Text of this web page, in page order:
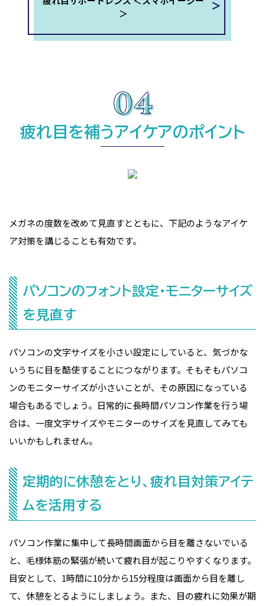
＞
疲れ目を補うアイケアのポイント
メガネの度数を改めて見直すとともに、下記のようなアイケ
ア対策を講じることも有効です。
パソコンのフォント設定・モニターサイズ
を見直す
パソコンの文字サイズを小さい設定にしていると、気づかな
いうちに目を酷使することにつながります。そもそもパソコ
ンのモニターサイズが小さいことが、その原因になっている
場合もあるでしょう。日常的に長時間パソコン作業を行う場
合は、一度文字サイズやモニターのサイズを見直してみても
いいかもしれません。
定期的に休憩をとり、疲れ目対策アイテ
ムを活用する
パソコン作業に集中して長時間画面から目を離さないでいる
と、毛様体筋の緊張が続いて疲れ目が起こりやすくなります。
目安として、1時間に10分から15分程度は画面から目を離し
て、休憩をとるようにしましょう。また、目の疲れに効果が期